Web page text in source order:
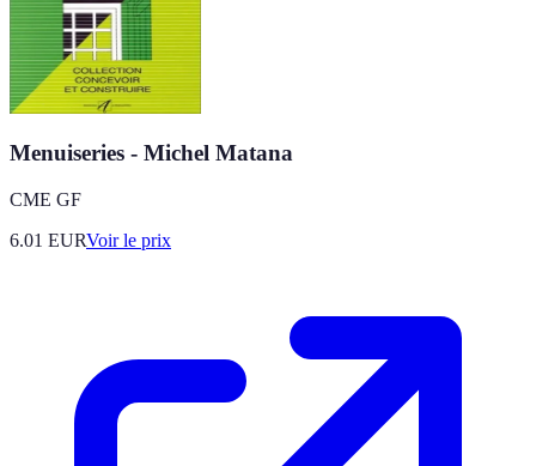
Menuiseries - Michel Matana
CME GF
6.01 EURVoir le prix